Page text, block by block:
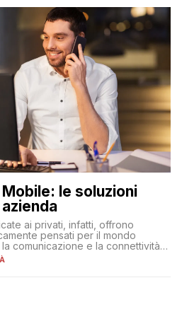
le soluzioni
ai privati, infatti, offrono
pensati per il mondo
comunicazione e la connettività